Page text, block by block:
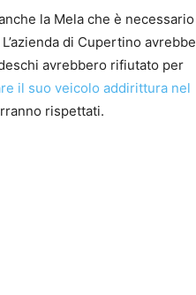
la Mela che è necessario
di Cupertino avrebbe
avrebbero rifiutato per
il suo veicolo addirittura nel
rispettati.